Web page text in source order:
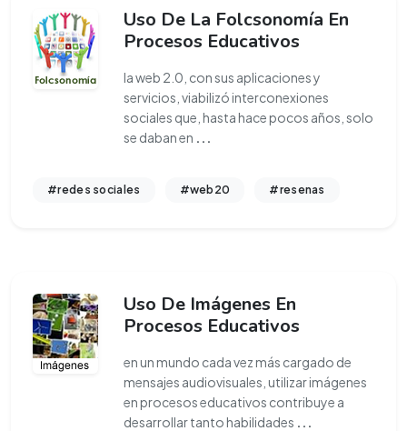
Uso De La Folcsonomía En
Procesos Educativos
la web 2.0, con sus aplicaciones y
servicios, viabilizó interconexiones
sociales que, hasta hace pocos años, solo
se daban en ...
#redes sociales #web20 #resenas
Uso De Imágenes En
Procesos Educativos
en un mundo cada vez más cargado de
mensajes audiovisuales, utilizar imágenes
en procesos educativos contribuye a
desarrollar tanto habilidades ...